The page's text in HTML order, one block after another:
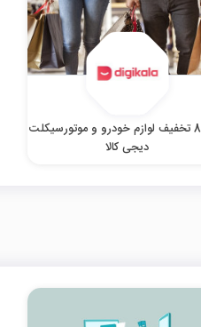
تا %80 تخفیف لوازم خودرو و موتورسیکلت
دیجی کالا